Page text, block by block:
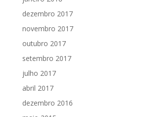
dezembro 2017
novembro 2017
outubro 2017
setembro 2017
julho 2017
abril 2017
dezembro 2016